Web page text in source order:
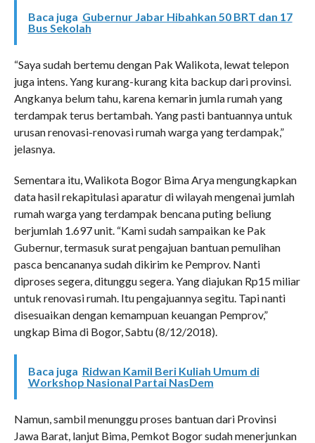
Baca juga Gubernur Jabar Hibahkan 50 BRT dan 17
Bus Sekolah
“Saya sudah bertemu dengan Pak Walikota, lewat telepon
juga intens. Yang kurang-kurang kita backup dari provinsi.
Angkanya belum tahu, karena kemarin jumla rumah yang
terdampak terus bertambah. Yang pasti bantuannya untuk
urusan renovasi-renovasi rumah warga yang terdampak,”
jelasnya.
Sementara itu, Walikota Bogor Bima Arya mengungkapkan
data hasil rekapitulasi aparatur di wilayah mengenai jumlah
rumah warga yang terdampak bencana puting beliung
berjumlah 1.697 unit. “Kami sudah sampaikan ke Pak
Gubernur, termasuk surat pengajuan bantuan pemulihan
pasca bencananya sudah dikirim ke Pemprov. Nanti
diproses segera, ditunggu segera. Yang diajukan Rp15 miliar
untuk renovasi rumah. Itu pengajuannya segitu. Tapi nanti
disesuaikan dengan kemampuan keuangan Pemprov,”
ungkap Bima di Bogor, Sabtu (8/12/2018).
Baca juga Ridwan Kamil Beri Kuliah Umum di
Workshop Nasional Partai NasDem
Namun, sambil menunggu proses bantuan dari Provinsi
Jawa Barat, lanjut Bima, Pemkot Bogor sudah menerjunkan